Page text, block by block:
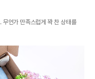
언가 만족스럽게 꽉 찬 상태를